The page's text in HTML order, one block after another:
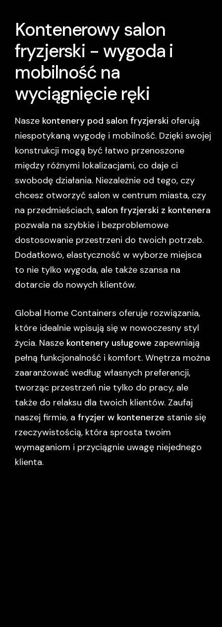
Kontenerowy salon
fryzjerski - wygoda i
mobilność na
wyciągnięcie ręki
Nasze kontenery pod salon fryzjerski oferują
niespotykaną wygodę i mobilność. Dzięki swojej
konstrukcji mogą być łatwo przenoszone
między różnymi lokalizacjami, co daje ci
swobodę działania. Niezależnie od tego, czy
chcesz otworzyć salon w centrum miasta, czy
na przedmieściach, salon fryzjerski z kontenera
pozwala na szybkie i bezproblemowe
dostosowanie przestrzeni do twoich potrzeb.
Dodatkowo, elastyczność w wyborze miejsca
to nie tylko wygoda, ale także szansa na
dotarcie do nowych klientów.
Global Home Containers oferuje rozwiązania,
które idealnie wpisują się w nowoczesny styl
życia. Nasze kontenery usługowe zapewniają
pełną funkcjonalność i komfort. Wnętrza można
zaaranżować według własnych preferencji,
tworząc przestrzeń nie tylko do pracy, ale
także do relaksu dla twoich klientów. Zaufaj
naszej firmie, a fryzjer w kontenerze stanie się
rzeczywistością, która sprosta twoim
wymaganiom i przyciągnie uwagę niejednego
klienta.